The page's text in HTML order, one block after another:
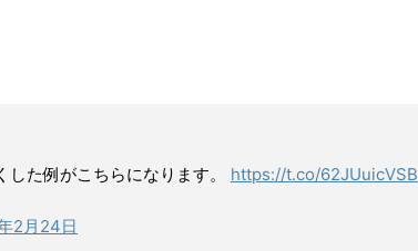
た例がこちらになります。 https://t.co/62JUuicVSB
2月24日